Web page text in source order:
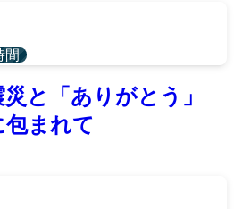
間
と「ありがとう」
まれて